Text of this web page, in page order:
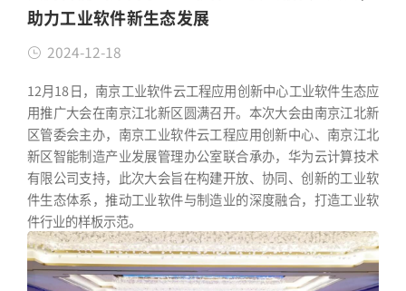
助力工业软件新生态发展
2024-12-18
12月18日，南京工业软件云工程应用创新中心工业软件生态应
用推广大会在南京江北新区圆满召开。本次大会由南京江北新
区管委会主办，南京工业软件云工程应用创新中心、南京江北
新区智能制造产业发展管理办公室联合承办，华为云计算技术
有限公司支持，此次大会旨在构建开放、协同、创新的工业软
件生态体系，推动工业软件与制造业的深度融合，打造工业软
件行业的样板示范。